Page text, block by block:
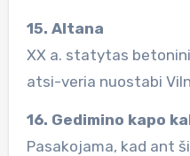
15. Altana
XX a. statytas
atsi-veria nuostabi
16. Gedimino kapo
Pasakojama, kad ant